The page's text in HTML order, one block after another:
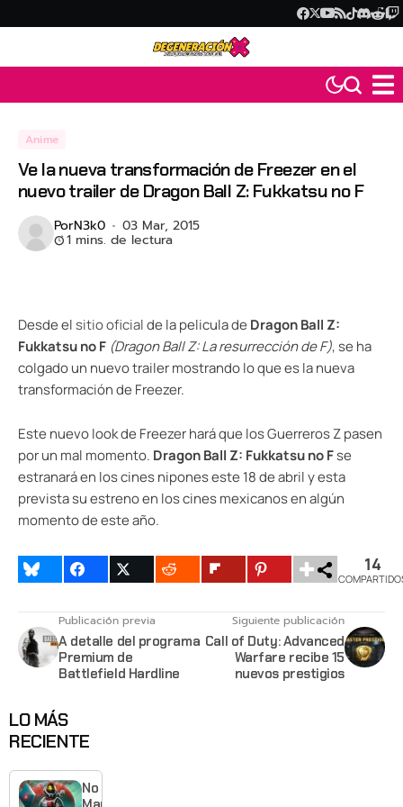
Anime
Ve la nueva transformación de Freezer en el
nuevo trailer de Dragon Ball Z: Fukkatsu no F
PorN3k0 03 Mar, 2015
1 mins. de lectura
Desde elsitio oficialde la pelicula de Dragon Ball Z:
Fukkatsu no F (Dragon Ball Z: La resurrección de F), se ha
colgado un nuevo trailer mostrando lo que es la nueva
transformación de Freezer.
Este nuevo look de Freezer hará que los Guerreros Z pasen
por un mal momento. Dragon Ball Z: Fukkatsu no Fse
estranará en los cines nipones este 18 de abril y esta
prevista su estreno en los cines mexicanos en algún
momento de este año.
14
Publicación previa
A detalle del programa
Premium de
Battlefield Hardline
Siguiente publicación
Call of Duty: Advanced
Warfare recibe 15
nuevos prestigios
LO MÁS
RECIENTE
No